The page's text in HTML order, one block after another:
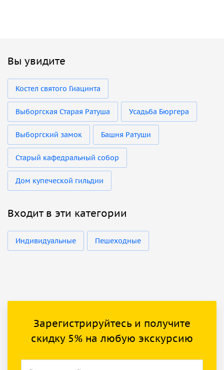
Вы увидите
Костел святого Гиацинта
Выборгская Старая Ратуша Усадьба Бюргера
Выборгский замок Башня Ратуши
Старый кафедральный собор
Дом купеческой гильдии
Входит в эти категории
Индивидуальные Пешеходные
Зарегистрируйтесь и получите
скидку 5% на любую экскурсию